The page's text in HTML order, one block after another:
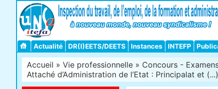
Actualité DR(I)EETS/DEETS Instances INTEFP
Accueil » Vie professionnelle » Concours -
Attaché d’Administration de l’Etat : Principalat et (...)